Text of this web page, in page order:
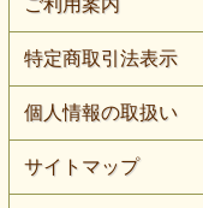
ご利用案内
特定商取引法表示
個人情報の取扱い
サイトマップ